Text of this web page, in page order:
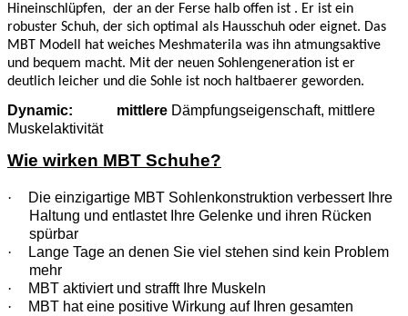
Hineinschlüpfen, der an der Ferse halb offen ist . Er ist ein
robuster Schuh, der sich optimal als Hausschuh oder eignet. Das
MBT Modell hat weiches Meshmaterila was ihn atmungsaktive
und bequem macht. Mit der neuen Sohlengeneration ist er
deutlich leicher und die Sohle ist noch haltbaerer geworden.
Dynamic: mittlere Dämpfungseigenschaft, mittlere
Muskelaktivität
Wie wirken MBT Schuhe?
·
Die einzigartige MBT Sohlenkonstruktion verbessert Ihre
Haltung und entlastet Ihre Gelenke und ihren Rücken
spürbar
·
Lange Tage an denen Sie viel stehen sind kein Problem
mehr
·
MBT aktiviert und strafft Ihre Muskeln
·
MBT hat eine positive Wirkung auf Ihren gesamten